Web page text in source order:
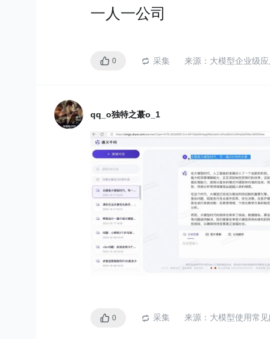
大语言模型（Large
mer架构）实现的
个领域都有广泛的应用，
译、摘要、问答和对话系
预训练语言模型参数级
级别，称为大模型。
例如，GPT-3拥有 1750
大模型应用 BERT VS
一人一公司
0 采集 来源： 大模型企业级
qq_o独特之蕞o_1
0 采集 来源： 大模型使用常